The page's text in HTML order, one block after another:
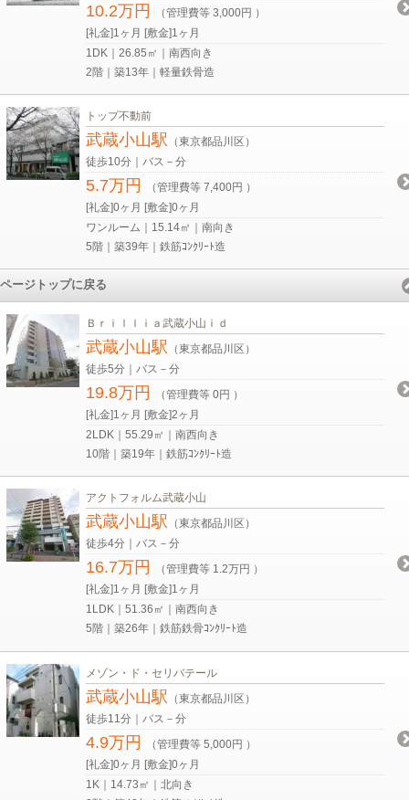
10.2万円
（管理費等 3,000円 ）
[礼金]1ヶ月 [敷金]1ヶ月
1DK｜26.85㎡｜南西向き
2階｜築13年｜軽量鉄骨造
トップ不動前
武蔵小山駅 （東京都品川区）
徒歩10分｜バス－分
5.7万円
（管理費等 7,400円 ）
[礼金]0ヶ月 [敷金]0ヶ月
ワンルーム｜15.14㎡｜南向き
5階｜築39年｜鉄筋ｺﾝｸﾘｰﾄ造
ページトップに戻る
Ｂｒｉｌｌｉａ武蔵小山ｉｄ
武蔵小山駅 （東京都品川区）
徒歩5分｜バス－分
19.8万円
（管理費等 0円 ）
[礼金]1ヶ月 [敷金]2ヶ月
2LDK｜55.29㎡｜南西向き
10階｜築19年｜鉄筋ｺﾝｸﾘｰﾄ造
アクトフォルム武蔵小山
武蔵小山駅 （東京都品川区）
徒歩4分｜バス－分
16.7万円
（管理費等 1.2万円 ）
[礼金]1ヶ月 [敷金]1ヶ月
1LDK｜51.36㎡｜南西向き
5階｜築26年｜鉄筋鉄骨ｺﾝｸﾘｰﾄ造
メゾン・ド・セリバテール
武蔵小山駅
（東京都品川区）
徒歩11分｜バス－分
4.9万円
（管理費等 5,000円 ）
[礼金]0ヶ月 [敷金]0ヶ月
1K｜14.73㎡｜北向き